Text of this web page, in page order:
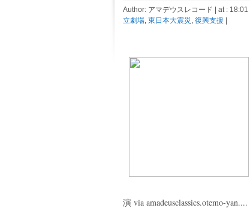
Author: アマデウスレコード | at : 18:01 |
立劇場, 東日本大震災 , 復興支援
演 via amadeusclassics.otemo-yan....